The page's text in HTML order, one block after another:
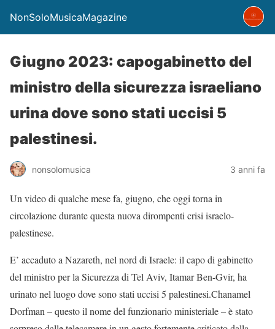
NonSoloMusicaMagazine
Giugno 2023: capogabinetto del
ministro della sicurezza israeliano
urina dove sono stati uccisi 5
palestinesi.
nonsolomusica 3 anni fa
Un video di qualche mese fa, giugno, che oggi torna in
circolazione durante questa nuova dirompenti crisi israelo-
palestinese.
E’ accaduto a Nazareth, nel nord di Israele: il capo di gabinetto
del ministro per la Sicurezza di Tel Aviv, Itamar Ben-Gvir, ha
urinato nel luogo dove sono stati uccisi 5 palestinesi.Chanamel
Dorfman – questo il nome del funzionario ministeriale – è stato